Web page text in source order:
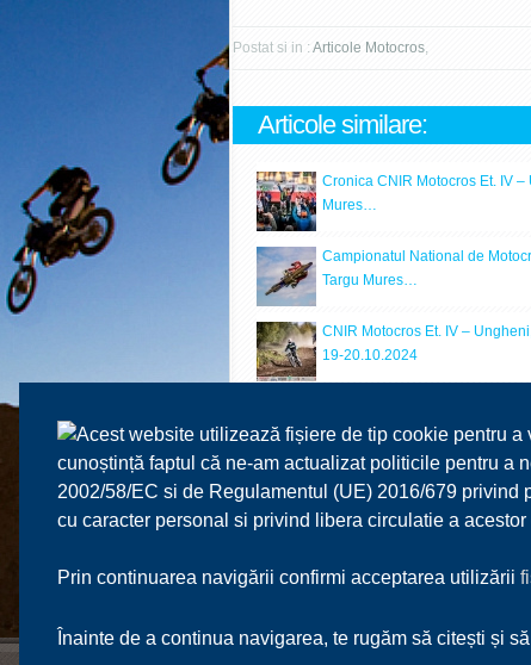
Acest website utilizează fișiere de tip cookie pentru
cunoștință faptul că ne-am actualizat politicile pentru a
2002/58/EC si de Regulamentul (UE) 2016/679
cu caracter personal si privind libera circulatie a
Prin continuarea navigării confirmi acceptarea utilizării
Înainte de a continua navigarea, te rugăm să citești și
Postat si in : Articole Motocros,
Articole similare:
Cronica CNIR Motocros Et. IV –
Mures…
Campionatul National de
Targu Mures…
CNIR Motocros Et. IV –
19-20.10.2024
Racing Park…
Cronica Finalei Campionatului
Motocros 2023 –